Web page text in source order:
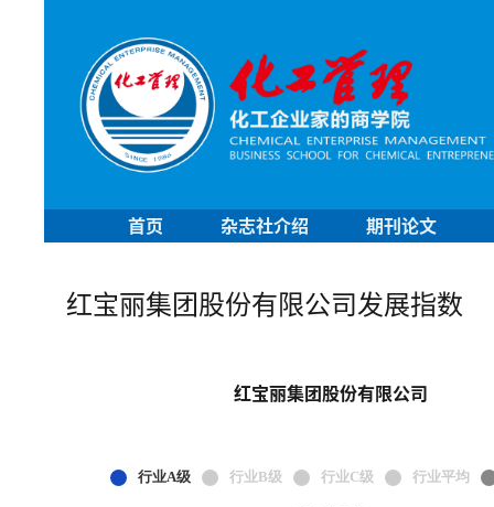
首页 杂志社介绍 期刊论文
红宝丽集团股份有限公司发展指数
红宝丽集团股份有限公司